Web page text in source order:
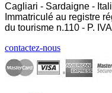
Cagliari - Sardaigne -
Immatriculé au registre
du tourisme n.110 - P. IVA
contactez-nous